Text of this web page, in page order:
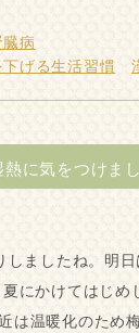
病
げる生活習慣
に気をつけま
しましたね。明日
にかけてはじめ
は温暖化のため